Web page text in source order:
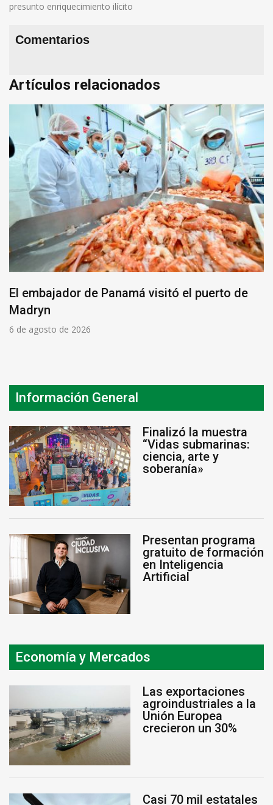
presunto enriquecimiento ilícito
Comentarios
Artículos relacionados
El embajador de Panamá visitó el puerto de
Madryn
6 de agosto de 2026
Información General
Finalizó la muestra
“Vidas submarinas:
ciencia, arte y
soberanía»
Presentan programa
gratuito de formación
en Inteligencia
Artificial
Economía y Mercados
Las exportaciones
agroindustriales a la
Unión Europea
crecieron un 30%
Casi 70 mil estatales